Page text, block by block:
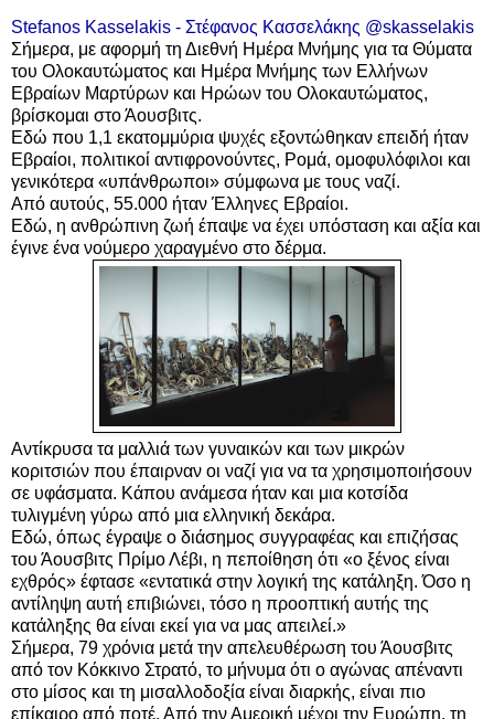
Stefanos Kasselakis - Στέφανος Κασσελάκης @skasselakis
Σήμερα, με αφορμή τη Διεθνή Ημέρα Μνήμης για τα Θύματα
του Ολοκαυτώματος και Ημέρα Μνήμης των Ελλήνων
Εβραίων Μαρτύρων και Ηρώων του Ολοκαυτώματος,
βρίσκομαι στο Άουσβιτς.
Εδώ που 1,1 εκατομμύρια ψυχές εξοντώθηκαν επειδή ήταν
Εβραίοι, πολιτικοί αντιφρονούντες, Ρομά, ομοφυλόφιλοι και
γενικότερα «υπάνθρωποι» σύμφωνα με τους ναζί.
Από αυτούς, 55.000 ήταν Έλληνες Εβραίοι.
Εδώ, η ανθρώπινη ζωή έπαψε να έχει υπόσταση και αξία και
έγινε ένα νούμερο χαραγμένο στο δέρμα.
Αντίκρυσα τα μαλλιά των γυναικών και των μικρών
κοριτσιών που έπαιρναν οι ναζί για να τα χρησιμοποιήσουν
σε υφάσματα. Κάπου ανάμεσα ήταν και μια κοτσίδα
τυλιγμένη γύρω από μια ελληνική δεκάρα.
Εδώ, όπως έγραψε ο διάσημος συγγραφέας και επιζήσας
του Άουσβιτς Πρίμο Λέβι, η πεποίθηση ότι «ο ξένος είναι
εχθρός» έφτασε «εντατικά στην λογική της κατάληξη. Όσο η
αντίληψη αυτή επιβιώνει, τόσο η προοπτική αυτής της
κατάληξης θα είναι εκεί για να μας απειλεί.»
Σήμερα, 79 χρόνια μετά την απελευθέρωση του Άουσβιτς
από τον Κόκκινο Στρατό, το μήνυμα ότι ο αγώνας απέναντι
στο μίσος και τη μισαλλοδοξία είναι διαρκής, είναι πιο
επίκαιρο από ποτέ. Από την Αμερική μέχρι την Ευρώπη, τη